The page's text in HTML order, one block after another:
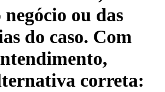
ou das
do caso. Com
correta: